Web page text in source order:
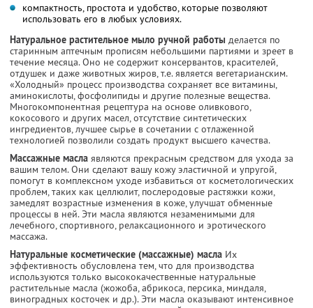
компактность, простота и удобство, которые позволяют
использовать его в любых условиях.
Натуральное растительное мыло ручной работы делается по
старинным аптечным прописям небольшими партиями и зреет в
течение месяца. Оно не содержит консервантов, красителей,
отдушек и даже животных жиров, т.е. является вегетарианским.
«Холодный» процесс производства сохраняет все витамины,
аминокислоты, фосфолипиды и другие полезные вещества.
Многокомпонентная рецептура на основе оливкового,
кокосового и других масел, отсутствие синтетических
ингредиентов, лучшее сырье в сочетании с отлаженной
технологией позволили создать продукт высшего качества.
Массажные масла являются прекрасным средством для ухода за
вашим телом. Они сделают вашу кожу эластичной и упругой,
помогут в комплексном уходе избавиться от косметологических
проблем, таких как целлюлит, послеродовые растяжки кожи,
замедлят возрастные изменения в коже, улучшат обменные
процессы в ней. Эти масла являются незаменимыми для
лечебного, спортивного, релаксационного и эротического
массажа.
Натуральные косметические (массажные) масла Их
эффективность обусловлена тем, что для производства
используются только высококачественные натуральные
растительные масла (жожоба, абрикоса, персика, миндаля,
виноградных косточек и др.). Эти масла оказывают интенсивное